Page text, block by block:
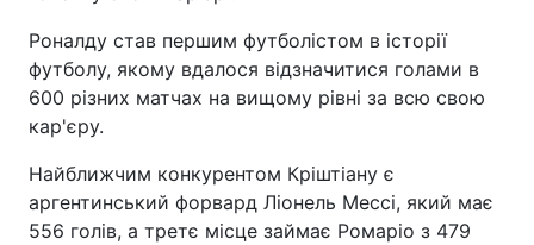
Роналду став першим футболістом в історії
футболу, якому вдалося відзначитися голами в
600 різних матчах на вищому рівні за всю свою
кар'єру.
Найближчим конкурентом Кріштіану є
аргентинський форвард Ліонель Мессі, який має
556 голів, а третє місце займає Ромаріо з 479